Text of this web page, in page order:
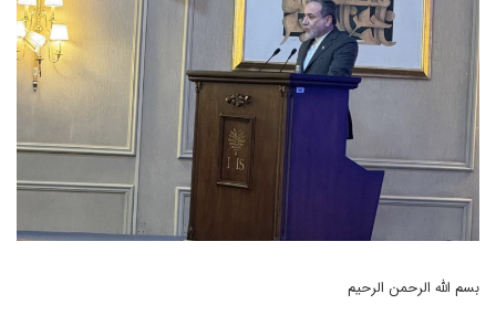
بسم الله الرحمن الرحیم